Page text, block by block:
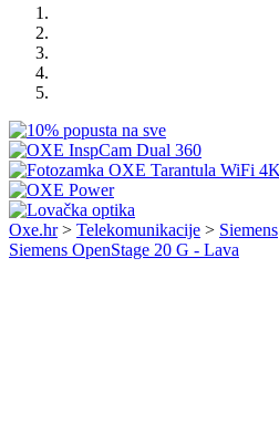
Oxe.hr> Telekomunikacije > Siemens
Siemens OpenStage 20 G - Lava